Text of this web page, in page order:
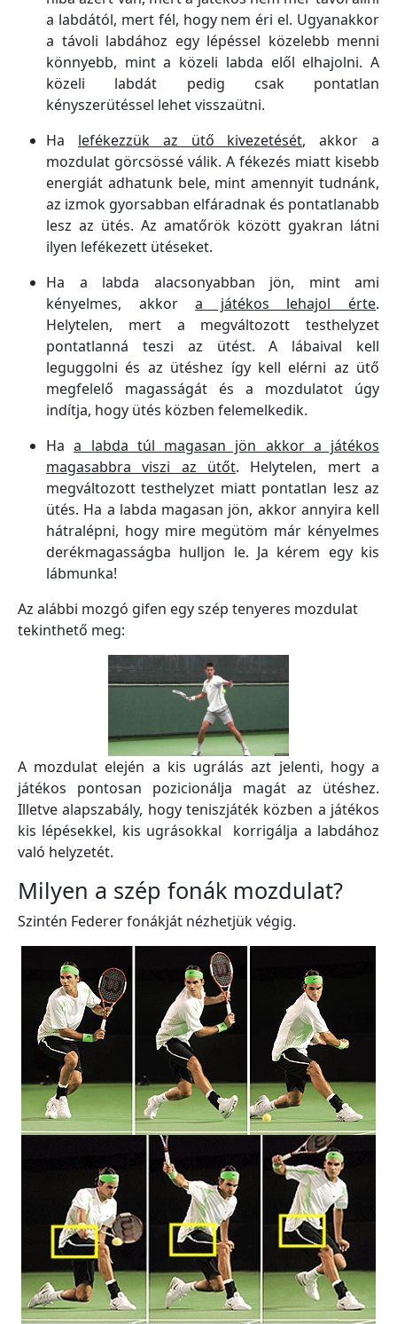
a labdától, mert fél, hogy nem éri el. Ugyanakkor
a távoli labdához egy lépéssel közelebb menni
könnyebb, mint a közeli labda elől elhajolni. A
közeli labdát pedig csak pontatlan
kényszerütéssel lehet visszaütni.
Ha lefékezzük az ütő kivezetését, akkor a
mozdulat görcsössé válik. A fékezés miatt kisebb
energiát adhatunk bele, mint amennyit tudnánk,
az izmok gyorsabban elfáradnak és pontatlanabb
lesz az ütés. Az amatőrök között gyakran látni
ilyen lefékezett ütéseket.
Ha a labda alacsonyabban jön, mint ami
kényelmes, akkora játékos lehajol érte.
Helytelen, mert a megváltozott testhelyzet
pontatlanná teszi az ütést. A lábaival kell
leguggolni és az ütéshez így kell elérni az ütő
megfelelő magasságát és a mozdulatot úgy
indítja, hogy ütés közben felemelkedik.
Haa labda túl magasan jön akkor a játékos
magasabbra viszi az ütőt. Helytelen, mert a
megváltozott testhelyzet miatt pontatlan lesz az
ütés. Ha a labda magasan jön, akkor annyira kell
hátralépni, hogy mire megütöm már kényelmes
derékmagasságba hulljon le. Ja kérem egy kis
lábmunka!
Az alábbi mozgó gifen egy szép tenyeres mozdulat
tekinthető meg:
A mozdulat elején a kis ugrálás azt jelenti, hogy a
játékos pontosan pozicionálja magát az ütéshez.
Illetve alapszabály, hogy teniszjáték közben a játékos
kis lépésekkel, kis ugrásokkal korrigálja a labdához
való helyzetét.
Milyen a szép fonák mozdulat?
Szintén Federer fonákját nézhetjük végig.